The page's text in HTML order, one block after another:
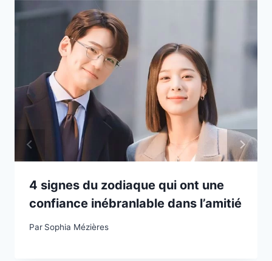
4 signes du zodiaque qui ont une
confiance inébranlable dans l’amitié
Par Sophia Mézières